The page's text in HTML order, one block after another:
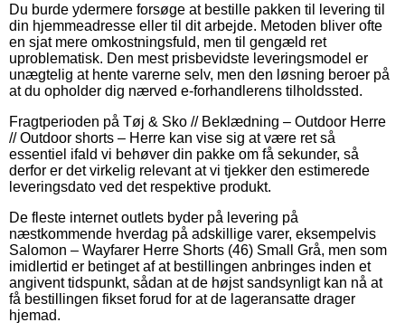
Du burde ydermere forsøge at bestille pakken til levering til
din hjemmeadresse eller til dit arbejde. Metoden bliver ofte
en sjat mere omkostningsfuld, men til gengæld ret
uproblematisk. Den mest prisbevidste leveringsmodel er
unægtelig at hente varerne selv, men den løsning beroer på
at du opholder dig nærved e-forhandlerens tilholdssted.
Fragtperioden på Tøj & Sko // Beklædning – Outdoor Herre
// Outdoor shorts – Herre kan vise sig at være ret så
essentiel ifald vi behøver din pakke om få sekunder, så
derfor er det virkelig relevant at vi tjekker den estimerede
leveringsdato ved det respektive produkt.
De fleste internet outlets byder på levering på
næstkommende hverdag på adskillige varer, eksempelvis
Salomon – Wayfarer Herre Shorts (46) Small Grå, men som
imidlertid er betinget af at bestillingen anbringes inden et
angivent tidspunkt, sådan at de højst sandsynligt kan nå at
få bestillingen fikset forud for at de lageransatte drager
hjemad.